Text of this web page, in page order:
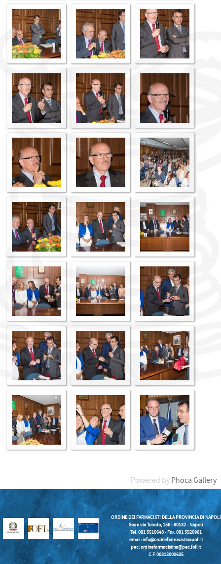
Powered by Phoca Gallery
ORDINE DEI FARMACISTI DELLA PROVINCIA DI NAPOLI
Sede via Toledo, 156 - 80132 - Napoli
Tel. 081 5510648 - Fax. 081 5520961
email:info@ordinefarmacistinapoli.it
pec: ordinefarmacistina@pec.fofi.it
C.F. 00813000635